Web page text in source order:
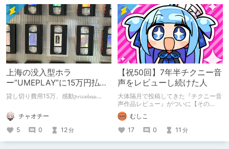
上海の没入型ホラ
ー”UMEPLAY”に15万円払っ
たら、2作品とも号泣した※
貸し切り費用15万、感動𝓹𝓻𝓲𝓬𝓮𝓵𝓮𝓼𝓼....
チャオチー
5
0 12分
【祝50回】7年半チクニー音
声をレビューし続けた人
大体隔月で投稿してきた『チクニー音
声作品レビュー』がついに【その
50】を迎えました！ 約7年半チクニー
し続け、おシコり報告をしてきただけ
ですけど記念は記念。 皆様への感謝
を伝えたり、これまでの投稿を振り返
ります。
むしこ
17
0 11 分